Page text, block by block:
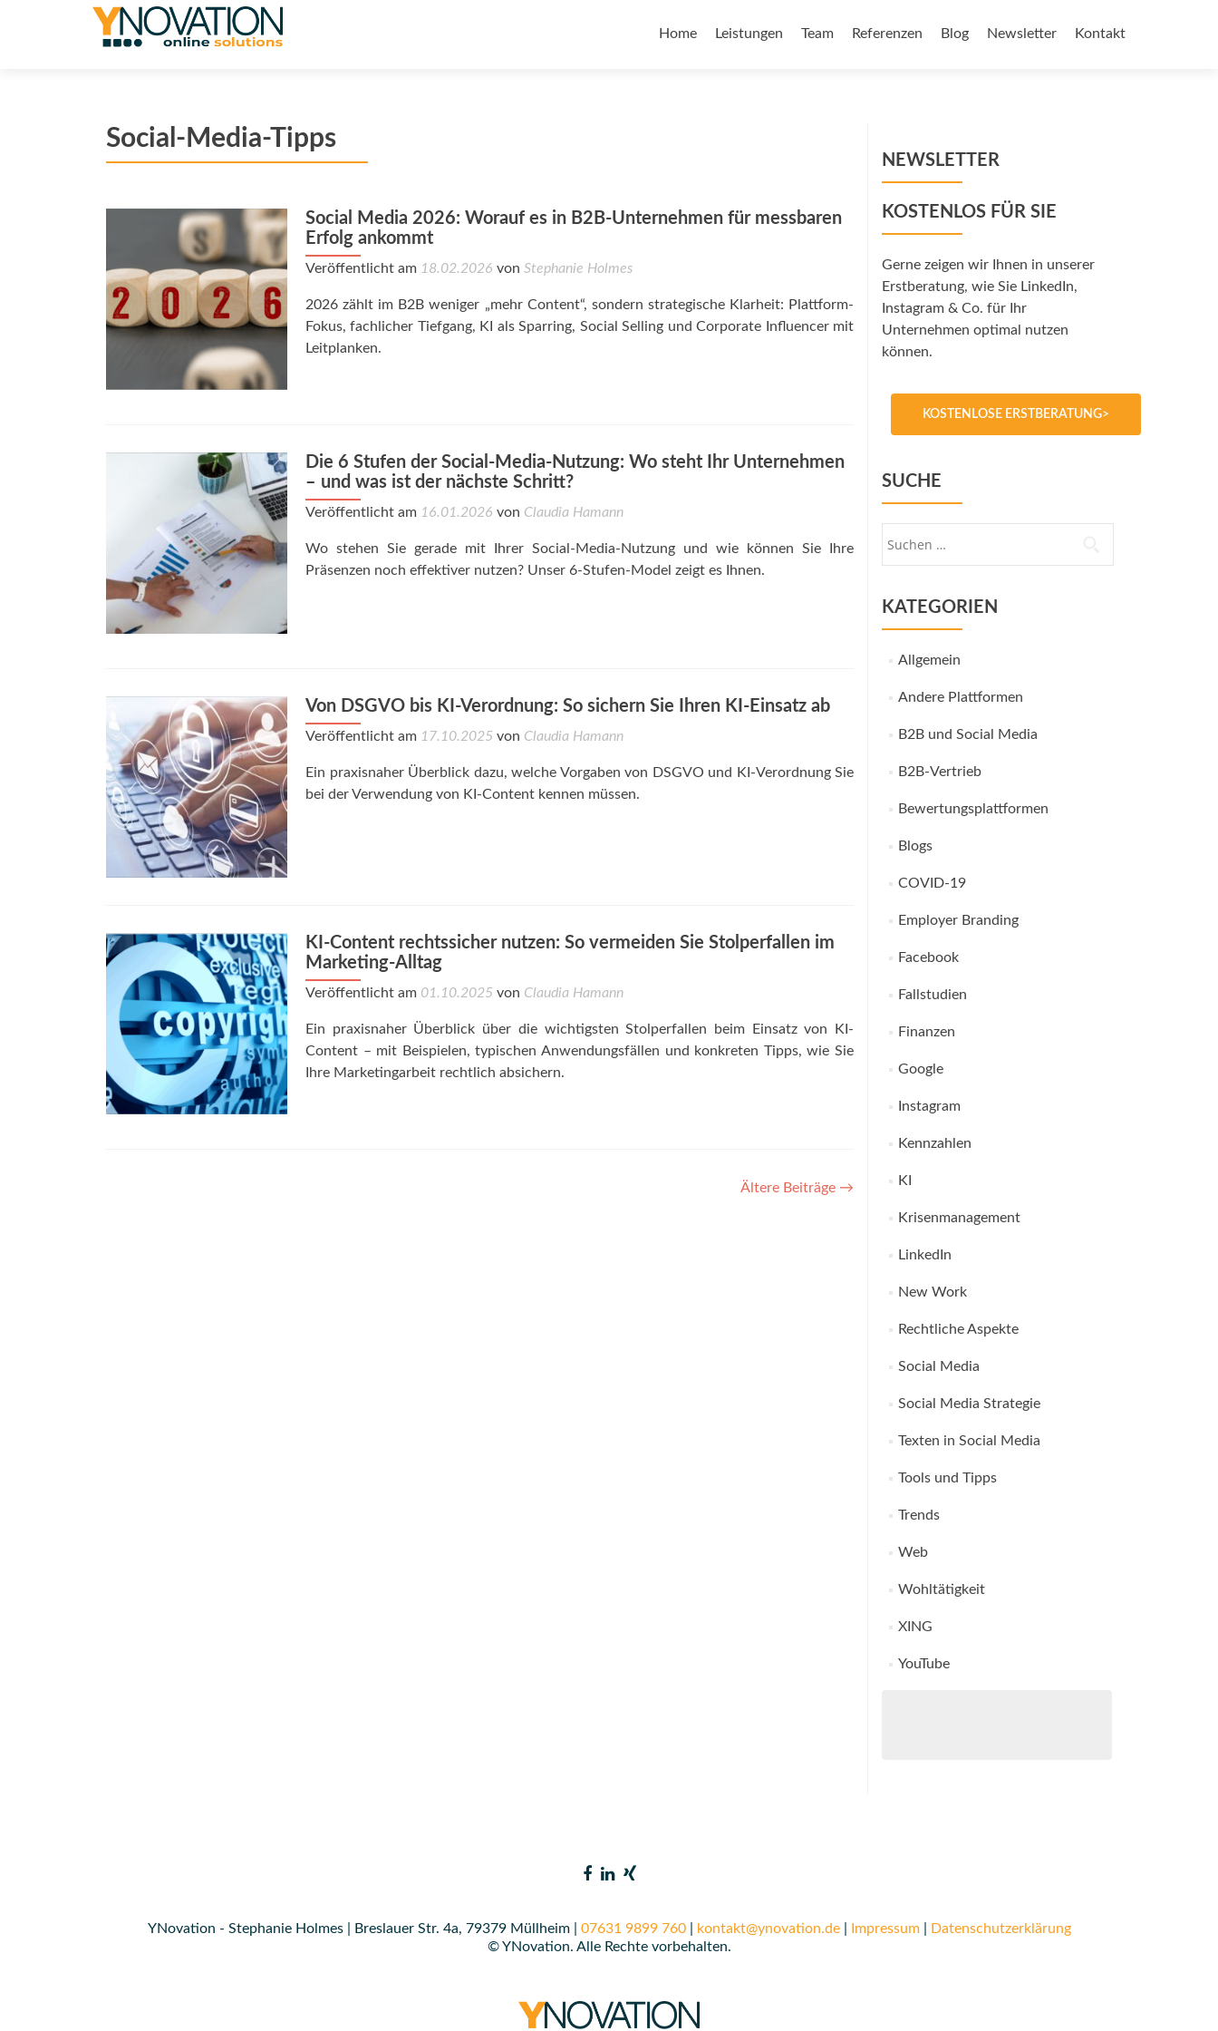
Home Leistungen Team Referenzen Blog Newsletter Kontakt
Social-Media-Tipps
Social Media 2026: Worauf es in B2B-Unternehmen für messbaren
Erfolg ankommt
Veröffentlicht am 18.02.2026 von Stephanie Holmes
2026 zählt im B2B weniger „mehr Content“, sondern strategische Klarheit: Plattform-
Fokus, fachlicher Tiefgang, KI als Sparring, Social Selling und Corporate Influencer mit
Leitplanken.
Die 6 Stufen der Social-Media-Nutzung: Wo steht Ihr Unternehmen
– und was ist der nächste Schritt?
Veröffentlicht am 16.01.2026 von Claudia Hamann
Wo stehen Sie gerade mit Ihrer Social-Media-Nutzung und wie können Sie Ihre
Präsenzen noch effektiver nutzen? Unser 6-Stufen-Model zeigt es Ihnen.
Von DSGVO bis KI-Verordnung: So sichern Sie Ihren KI-Einsatz ab
Veröffentlicht am 17.10.2025 von Claudia Hamann
Ein praxisnaher Überblick dazu, welche Vorgaben von DSGVO und KI-Verordnung Sie
bei der Verwendung von KI-Content kennen müssen.
KI-Content rechtssicher nutzen: So vermeiden Sie Stolperfallen im
Marketing-Alltag
Veröffentlicht am 01.10.2025 von Claudia Hamann
Ein praxisnaher Überblick über die wichtigsten Stolperfallen beim Einsatz von KI-
Content – mit Beispielen, typischen Anwendungsfällen und konkreten Tipps, wie Sie
Ihre Marketingarbeit rechtlich absichern.
Ältere Beiträge →
NEWSLETTER
KOSTENLOS FÜR SIE
Gerne zeigen wir Ihnen in unserer
Erstberatung, wie Sie LinkedIn,
Instagram & Co. für Ihr
Unternehmen optimal nutzen
können.
KOSTENLOSE ERSTBERATUNG>
SUCHE
KATEGORIEN
Allgemein
Andere Plattformen
B2B und Social Media
B2B-Vertrieb
Bewertungsplattformen
Blogs
COVID-19
Employer Branding
Facebook
Fallstudien
Finanzen
Google
Instagram
Kennzahlen
KI
Krisenmanagement
LinkedIn
New Work
Rechtliche Aspekte
Social Media
Social Media Strategie
Texten in Social Media
Tools und Tipps
Trends
Web
Wohltätigkeit
XING
YouTube
YNovation - Stephanie Holmes | Breslauer Str. 4a, 79379 Müllheim | 07631 9899 760| kontakt@ynovation.de| Impressum|
Datenschutzerklärung
© YNovation. Alle Rechte vorbehalten.